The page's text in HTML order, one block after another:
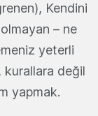
Kendini
– ne
yeterli
kurallara değil
yapmak.